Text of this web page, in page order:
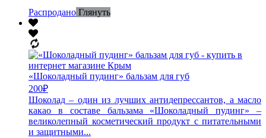
Распродано Глянуть
«Шоколадный пудинг» бальзам для губ
200₽
Шоколад – один из лучших антидепрессантов, а масло
какао в составе бальзама «Шоколадный пудинг» –
великолепный косметический продукт с питательными
и защитными...